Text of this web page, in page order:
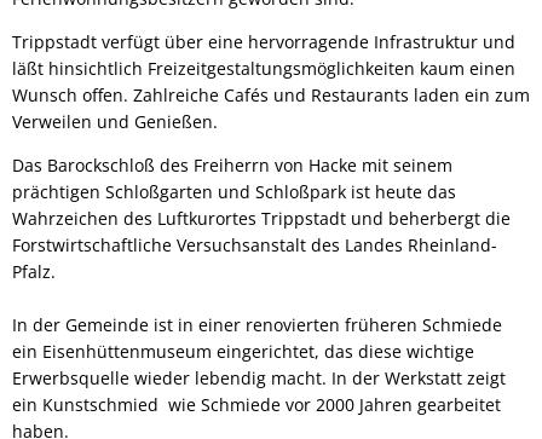
Trippstadt verfügt über eine hervorragende Infrastruktur und
läßt hinsichtlich Freizeitgestaltungsmöglichkeiten kaum einen
Wunsch offen. Zahlreiche Cafés und Restaurants laden ein zum
Verweilen und Genießen.
Das Barockschloß des Freiherrn von Hacke mit seinem
prächtigen Schloßgarten und Schloßpark ist heute das
Wahrzeichen des Luftkurortes Trippstadt und beherbergt die
Forstwirtschaftliche Versuchsanstalt des Landes Rheinland-
Pfalz.
In der Gemeinde ist in einer renovierten früheren Schmiede
ein Eisenhüttenmuseum eingerichtet, das diese wichtige
Erwerbsquelle wieder lebendig macht. In der Werkstatt zeigt
ein Kunstschmied wie Schmiede vor 2000 Jahren gearbeitet
haben.